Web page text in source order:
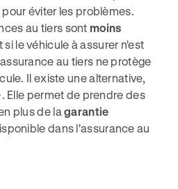
éviter les problèmes.
au tiers sont moins
si le véhicule à assurer n'est
au tiers ne protège
Il existe une alternative,
Elle permet de prendre des
plus de lagarantie
dans l'assurance au